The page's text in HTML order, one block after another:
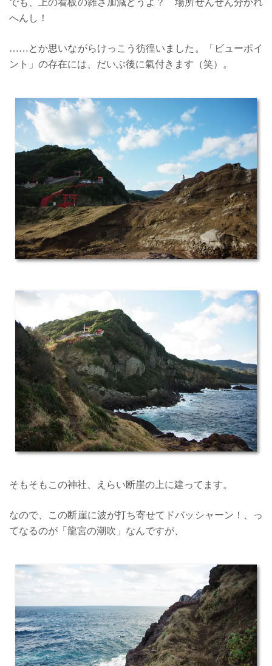
でも、上の看板の雑さ加減どうよ？ 場所ぜんぜん分かれ
へんし！
……とか思いながらけっこう彷徨いました。「ビューポイ
ント」の存在には、だいぶ後に氣付きます（笑）。
そもそもこの神社、えらい断崖の上に建ってます。
なので、この断崖に波が打ち寄せてドバッシャーン！、っ
てなるのが「龍宮の潮吹」なんですが、